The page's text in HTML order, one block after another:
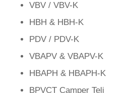
VBV / VBV-K
HBH & HBH-K
PDV / PDV-K
VBAPV & VBAPV-K
HBAPH & HBAPH-K
BPVCT Camper Teli